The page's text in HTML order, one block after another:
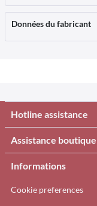
Données du fabricant
Hotline assistance
Assistance boutique
Informations
Cookie preferences